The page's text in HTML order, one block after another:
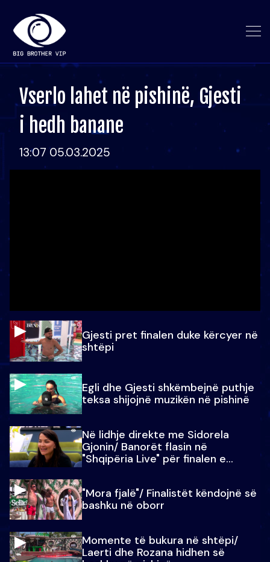
Vserlo lahet në pishinë, Gjesti
i hedh banane
13:07 05.03.2025
Gjesti pret finalen duke kërcyer në
shtëpi
Egli dhe Gjesti shkëmbejnë puthje
teksa shijojnë muzikën në pishinë
Në lidhje direkte me Sidorela
Gjonin/ Banorët flasin në
"Shqipëria Live" për finalen e
"Mora fjalë"/ Finalistët këndojnë së
bashku në oborr
Momente të bukura në shtëpi/
Laerti dhe Rozana hidhen së